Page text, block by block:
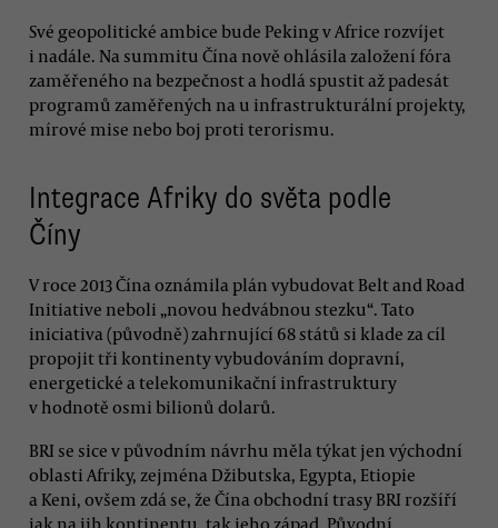
Své geopolitické ambice bude Peking v Africe rozvíjet
i nadále. Na summitu Čína nově ohlásila založení fóra
zaměřeného na bezpečnost a hodlá spustit až padesát
programů zaměřených na u infrastrukturální projekty,
mírové mise nebo boj proti terorismu.
Integrace Afriky do světa podle
Číny
V roce 2013 Čína oznámila plán vybudovat Belt and Road
Initiative neboli „novou hedvábnou stezku“. Tato
iniciativa (původně) zahrnující 68 států si klade za cíl
propojit tři kontinenty vybudováním dopravní,
energetické a telekomunikační infrastruktury
v hodnotě osmi bilionů dolarů.
BRI se sice v původním návrhu měla týkat jen východní
oblasti Afriky, zejména Džibutska, Egypta, Etiopie
a Keni, ovšem zdá se, že Čína obchodní trasy BRI rozšíří